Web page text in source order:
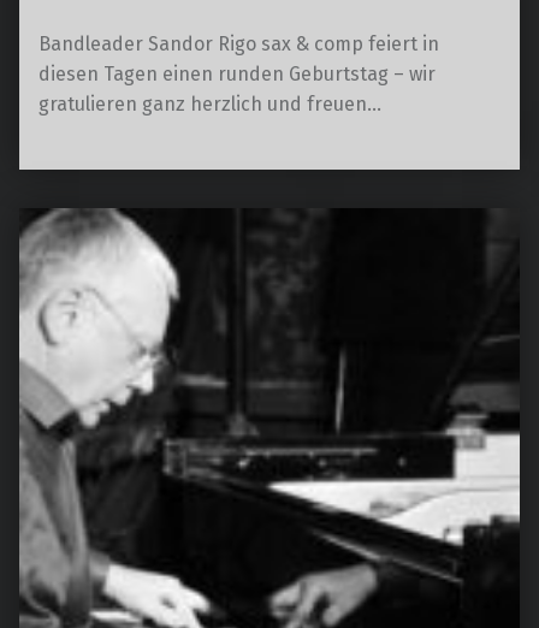
Bandleader Sandor Rigo sax & comp feiert in
diesen Tagen einen runden Geburtstag – wir
gratulieren ganz herzlich und freuen…